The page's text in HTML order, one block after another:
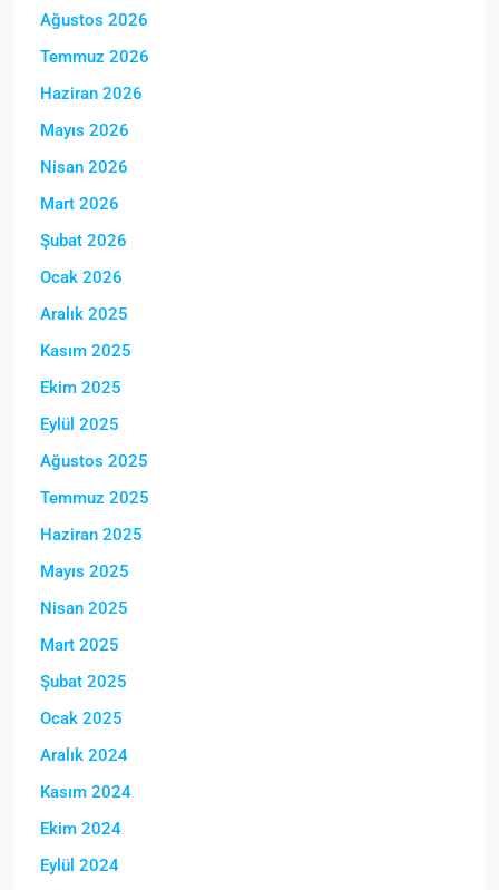
Ağustos 2026
Temmuz 2026
Haziran 2026
Mayıs 2026
Nisan 2026
Mart 2026
Şubat 2026
Ocak 2026
Aralık 2025
Kasım 2025
Ekim 2025
Eylül 2025
Ağustos 2025
Temmuz 2025
Haziran 2025
Mayıs 2025
Nisan 2025
Mart 2025
Şubat 2025
Ocak 2025
Aralık 2024
Kasım 2024
Ekim 2024
Eylül 2024